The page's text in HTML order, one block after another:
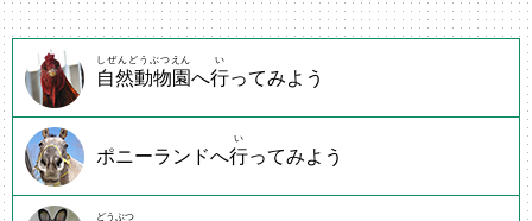
自然動物園
しぜんどうぶつえん
へ行
い
ってみよう
ポニーランドへ行
い
ってみよう
どうぶつ